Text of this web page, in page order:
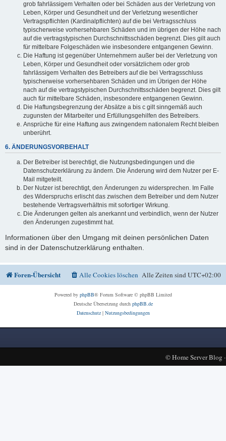
grob fahrlässigem Verhalten oder bei Schäden aus der Verletzung von
Leben, Körper und Gesundheit und der Verletzung wesentlicher
Vertragspflichten (Kardinalpflichten) auf die bei Vertragsschluss
typischerweise vorhersehbaren Schäden und im übrigen der Höhe nach
auf die vertragstypischen Durchschnittsschäden begrenzt. Dies gilt auch
für mittelbare Folgeschäden wie insbesondere entgangenen Gewinn.
Die Haftung ist gegenüber Unternehmern außer bei der Verletzung von
Leben, Körper und Gesundheit oder vorsätzlichem oder grob
fahrlässigem Verhalten des Betreibers auf die bei Vertragsschluss
typischerweise vorhersehbaren Schäden und im Übrigen der Höhe
nach auf die vertragstypischen Durchschnittsschäden begrenzt. Dies gilt
auch für mittelbare Schäden, insbesondere entgangenen Gewinn.
Die Haftungsbegrenzung der Absätze a bis c gilt sinngemäß auch
zugunsten der Mitarbeiter und Erfüllungsgehilfen des Betreibers.
Ansprüche für eine Haftung aus zwingendem nationalem Recht bleiben
unberührt.
6. ÄNDERUNGSVORBEHALT
Der Betreiber ist berechtigt, die Nutzungsbedingungen und die
Datenschutzerklärung zu ändern. Die Änderung wird dem Nutzer per E-
Mail mitgeteilt.
Der Nutzer ist berechtigt, den Änderungen zu widersprechen. Im Falle
des Widerspruchs erlischt das zwischen dem Betreiber und dem Nutzer
bestehende Vertragsverhältnis mit sofortiger Wirkung.
Die Änderungen gelten als anerkannt und verbindlich, wenn der Nutzer
den Änderungen zugestimmt hat.
Informationen über den Umgang mit deinen persönlichen Daten
sind in der Datenschutzerklärung enthalten.
Foren-Übersicht Alle Zeiten sindUTC+02:00
Alle Cookies löschen
Powered by phpBB® Forum Software © phpBB Limited
Deutsche Übersetzung durch phpBB.de
Datenschutz| Nutzungsbedingungen
©Home Server Blog